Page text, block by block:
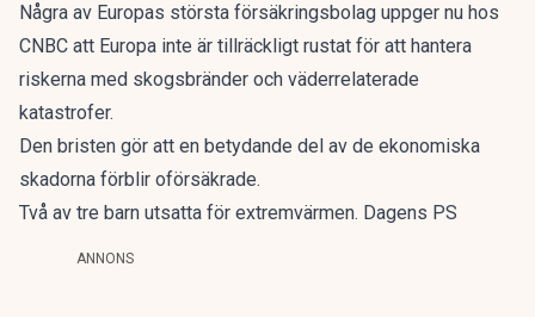
Några av Europas största försäkringsbolag uppger nu hos
CNBC att Europa inte är tillräckligt rustat för att hantera
riskerna med skogsbränder och väderrelaterade
katastrofer.
Den bristen gör att en betydande del av de ekonomiska
skadorna förblir oförsäkrade.
Två av tre barn utsatta för extremvärmen. Dagens PS
ANNONS